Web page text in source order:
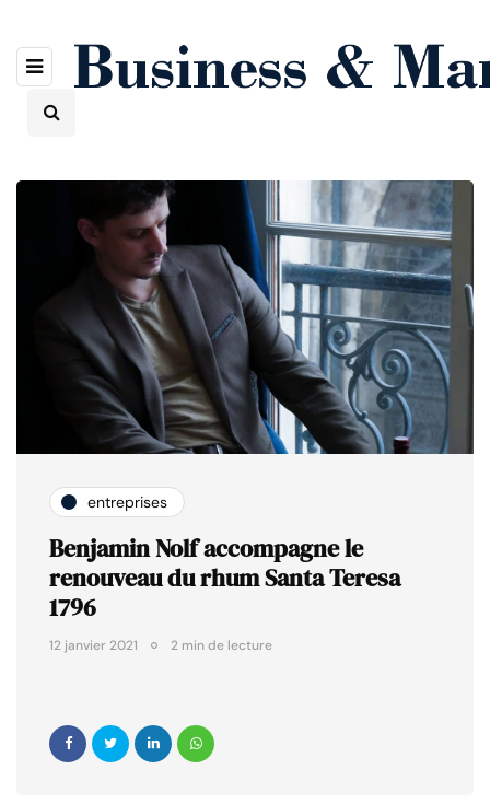
entreprises
Benjamin Nolf accompagne le
renouveau du rhum Santa Teresa
1796
12 janvier 2021 2 min de lecture